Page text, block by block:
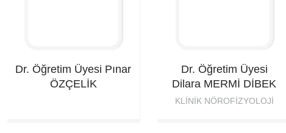
Dr. Öğretim Üyesi Pınar
ÖZÇELİK
Dr. Öğretim Üyesi
Dilara MERMİ DİBEK
KLINIK NÖROFIZYOLOJI